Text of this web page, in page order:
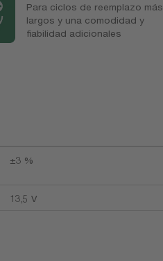
Para ciclos de reemplazo más
largos y una comodidad y
fiabilidad adicionales
±3 %
13,5 V